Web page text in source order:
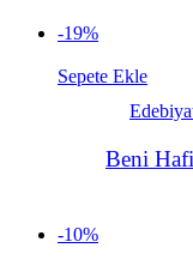
-19%
Sepete Ekle
Beni
-10%